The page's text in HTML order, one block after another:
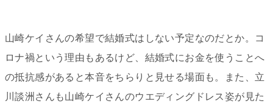
山崎ケイさんの希望で結婚式はしない予定なのだとか。コ
ロナ禍という理由もあるけど、結婚式にお金を使うことへ
の抵抗感があると本音をちらりと見せる場面も。また、立
川談洲さんも山崎ケイさんのウエディングドレス姿が見た